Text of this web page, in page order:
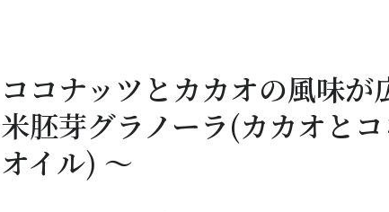
ココナッツとカカオの風味が
米胚芽グラノーラ(カカオと
オイル) ～